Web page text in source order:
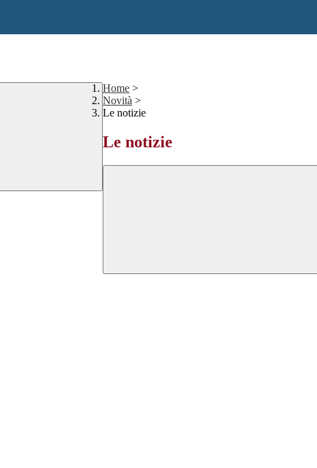
Home >
Novità >
Le notizie
Le notizie